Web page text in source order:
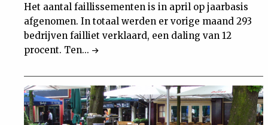
Het aantal faillissementen is in april op jaarbasis
afgenomen. In totaal werden er vorige maand 293
bedrijven failliet verklaard, een daling van 12
procent. Ten...